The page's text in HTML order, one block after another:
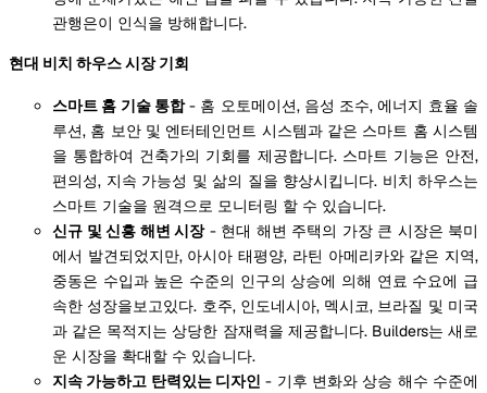
관행은이 인식을 방해합니다.
현대 비치 하우스 시장 기회
스마트 홈 기술 통합- 홈 오토메이션, 음성 조수, 에너지 효율 솔
루션, 홈 보안 및 엔터테인먼트 시스템과 같은 스마트 홈 시스템
을 통합하여 건축가의 기회를 제공합니다. 스마트 기능은 안전,
편의성, 지속 가능성 및 삶의 질을 향상시킵니다. 비치 하우스는
스마트 기술을 원격으로 모니터링 할 수 있습니다.
신규 및 신흥 해변 시장- 현대 해변 주택의 가장 큰 시장은 북미
에서 발견되었지만, 아시아 태평양, 라틴 아메리카와 같은 지역,
중동은 수입과 높은 수준의 인구의 상승에 의해 연료 수요에 급
속한 성장을보고있다. 호주, 인도네시아, 멕시코, 브라질 및 미국
과 같은 목적지는 상당한 잠재력을 제공합니다. Builders는 새로
운 시장을 확대할 수 있습니다.
지속 가능하고 탄력있는 디자인 - 기후 변화와 상승 해수 수준에